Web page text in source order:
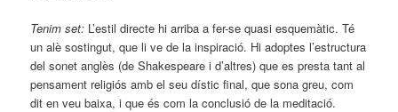
Tenim set: L’estil directe hi arriba a fer-se quasi esquemàtic. Té
un alè sostingut, que li ve de la inspiració. Hi adoptes l’estructura
del sonet anglès (de Shakespeare i d’altres) que es presta tant al
pensament religiós amb el seu dístic final, que sona greu, com
dit en veu baixa, i que és com la conclusió de la meditació.